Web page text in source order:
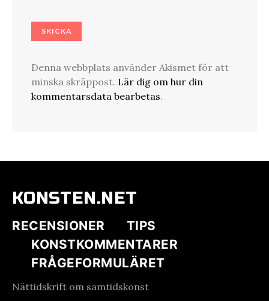
Denna webbplats använder Akismet för att
minska skräppost. Lär dig om hur din
kommentarsdata bearbetas.
KONSTEN.NET
RECENSIONER
TIPS
KONSTKOMMENTARER
FRÅGEFORMULÄRET
Nättidskrift om samtidskonst